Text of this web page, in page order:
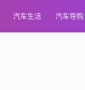
汽车生活 汽车导购